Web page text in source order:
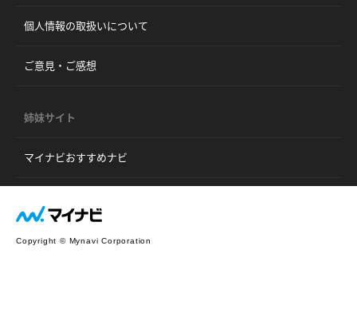
個人情報の取扱いについて
ご意見・ご感想
姉妹サイト
マイナビおすすめナビ
Copyright © Mynavi Corporation